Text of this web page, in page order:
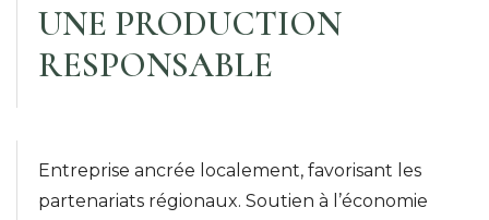
UNE PRODUCTION
RESPONSABLE
Entreprise ancrée localement, favorisant les
partenariats régionaux. Soutien à l’économie